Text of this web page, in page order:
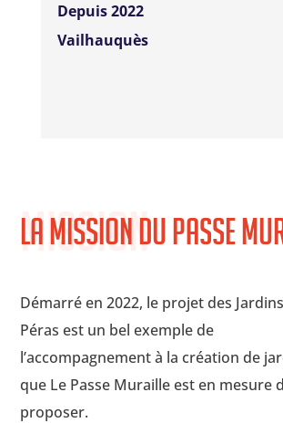
Depuis 2022
Vailhauquès
Mission
La mission du Passe
Démarré en 2022, le projet des
Péras est un bel exemple de
l’accompagnement à la création de
que Le Passe Muraille est en mesure
proposer.